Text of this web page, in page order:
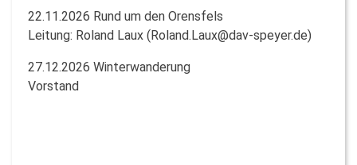
22.11.2026 Rund um den Orensfels
Leitung: Roland Laux (Roland.Laux@dav-speyer.de)
27.12.2026 Winterwanderung
Vorstand